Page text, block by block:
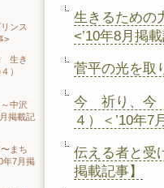
生きるための
<’10年8月掲
菅平の光を取
今 祈り、今
４）＜’10年7
伝える者と受
掲載記事】
ンス
>
生き
）
中沢
掲載記
まち
年7月掲